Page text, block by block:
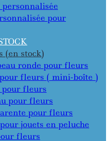
personnalisée
pour
(en stock)
ronde pour fleurs
fleurs ( mini-boîte )
pour fleurs
pour fleurs
pour fleurs
jouets en peluche
fleurs